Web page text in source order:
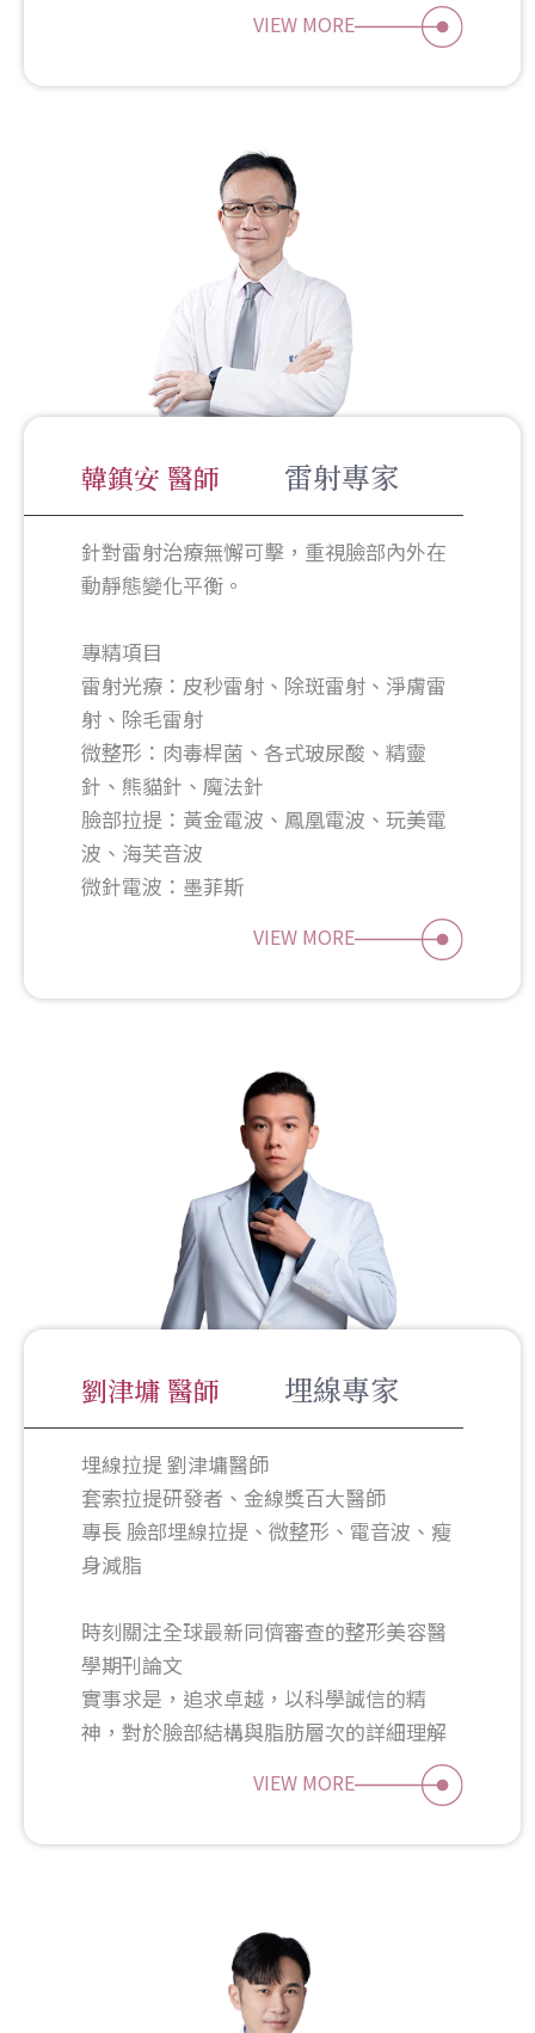
VIEW MORE
韓鎮安 醫師 雷射專家
針對雷射治療無懈可擊，重視臉部內外在
動靜態變化平衡。
專精項目
雷射光療：皮秒雷射、除斑雷射、淨膚雷
射、除毛雷射
微整形：肉毒桿菌、各式玻尿酸、精靈
針、熊貓針、魔法針
臉部拉提：黃金電波、鳳凰電波、玩美電
波、海芙音波
微針電波：墨菲斯
VIEW MORE
劉津墉 醫師 埋線專家
埋線拉提 劉津墉醫師
套索拉提研發者、金線獎百大醫師
專長 臉部埋線拉提、微整形、電音波、瘦
身減脂
時刻關注全球最新同儕審查的整形美容醫
學期刊論文
實事求是，追求卓越，以科學誠信的精
神，對於臉部結構與脂肪層次的詳細理解
VIEW MORE